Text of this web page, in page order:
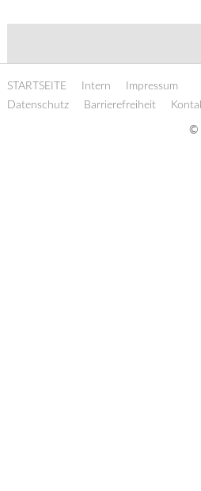
STARTSEITE Intern
Impressum
Datenschutz
Barrierefreiheit
©